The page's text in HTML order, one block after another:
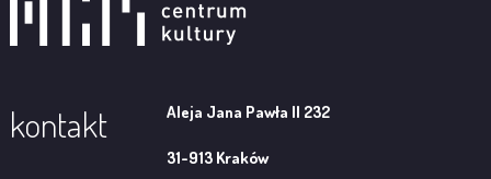
kontakt Aleja Jana Pawła II 232
31-913 Kraków